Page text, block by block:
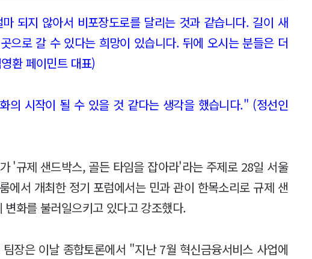
되지 않아서 비포장도로를 달리는 것과 같습니다. 길이 새
으로 갈 수 있다는 희망이 있습니다. 뒤에 오시는 분들은 더
환 페이민트 대표)
의 시작이 될 수 있을 것 같다는 생각을 했습니다." (정선인
'규제 샌드박스, 골든 타임을 잡아라'라는 주제로 28일 서울
에서 개최한 정기 포럼에서는 민과 관이 한목소리로 규제 샌
화를 불러일으키고 있다고 강조했다.
장은 이날 종합토론에서 "지난 7월 혁신금융서비스 사업에